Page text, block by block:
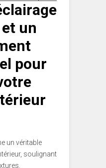
un
pour
un véritable
soulignant